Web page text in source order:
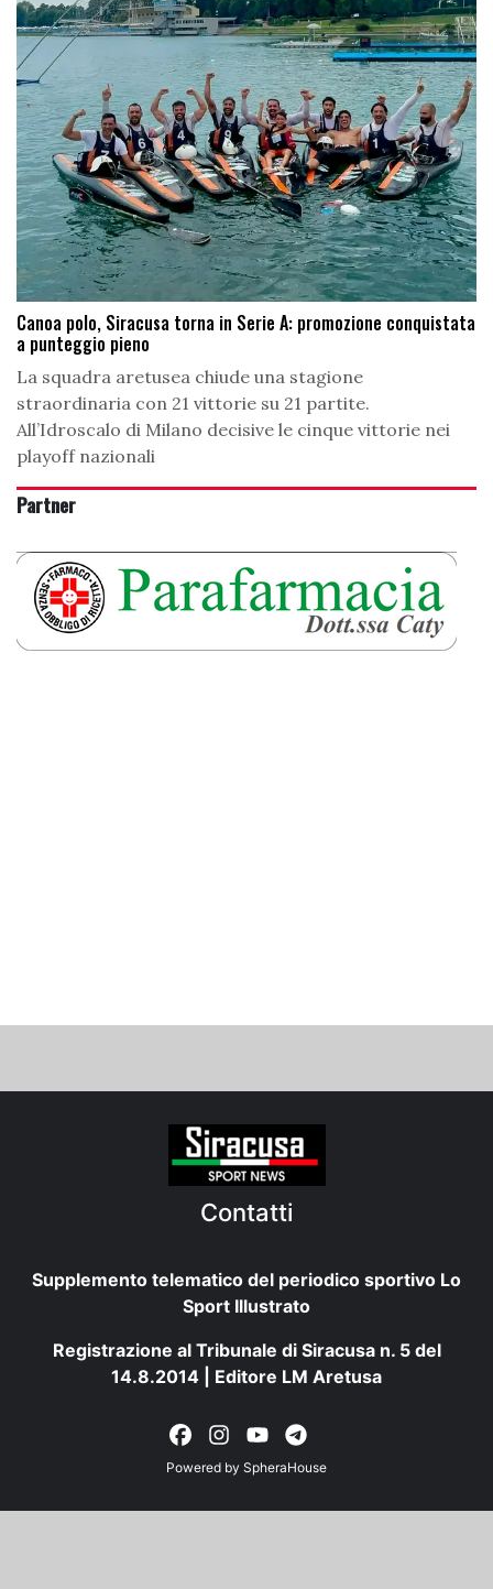
Canoa polo, Siracusa torna in Serie A: promozione conquistata
a punteggio pieno
La squadra aretusea chiude una stagione
straordinaria con 21 vittorie su 21 partite.
All’Idroscalo di Milano decisive le cinque vittorie nei
playoff nazionali
Partner
Contatti
Supplemento telematico del periodico sportivo Lo
Sport Illustrato
Registrazione al Tribunale di Siracusa n. 5 del
14.8.2014 | Editore LM Aretusa
Powered by SpheraHouse